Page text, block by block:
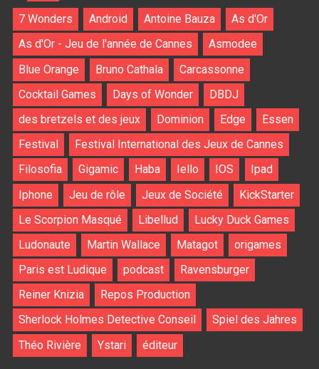
7 Wonders Android Antoine Bauza
As d'Or
As d'Or - Jeu de l'année de Cannes
Asmodee
Blue Orange
Bruno Cathala
Carcassonne
Cocktail Games
Days of Wonder
DBDJ
des bretzels et des jeux
Dominion Edge
Essen
Festival
Festival International des Jeux de Cannes
Filosofia
Gigamic Haba Iello IOS
Ipad
Iphone
Jeu de rôle Jeux de Société
KickStarter
Le Scorpion Masqué
Libellud
Lucky Duck Games
Ludonaute
Martin Wallace Matagot
origames
Paris est Ludique
podcast
Ravensburger
Reiner Knizia
Repos Production
Sherlock Holmes Detective Conseil
Spiel des Jahres
Théo Rivière
Ystari éditeur